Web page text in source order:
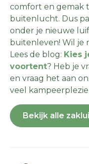
comfort en gemak
buitenlucht. Dus
onder je nieuwe
buitenleven! Wil je
Lees de blog: Kies
voortent? Heb je
en vraag het aan
veel
Bekijk alle